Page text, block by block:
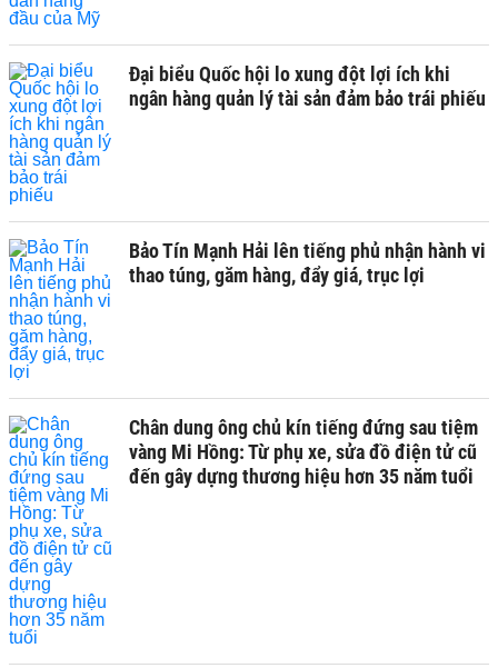
Đại biểu Quốc hội lo xung đột lợi ích khi
ngân hàng quản lý tài sản đảm bảo trái phiếu
Bảo Tín Mạnh Hải lên tiếng phủ nhận hành vi
thao túng, găm hàng, đẩy giá, trục lợi
Chân dung ông chủ kín tiếng đứng sau tiệm
vàng Mi Hồng: Từ phụ xe, sửa đồ điện tử cũ
đến gây dựng thương hiệu hơn 35 năm tuổi